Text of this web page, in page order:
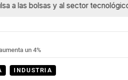
bolsas y al sector tecnológico
un 4%
INDUSTRIA